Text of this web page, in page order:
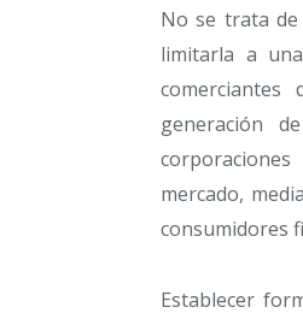
No se trata
limitarla a
generación
mercado,
consumidores
Establecer